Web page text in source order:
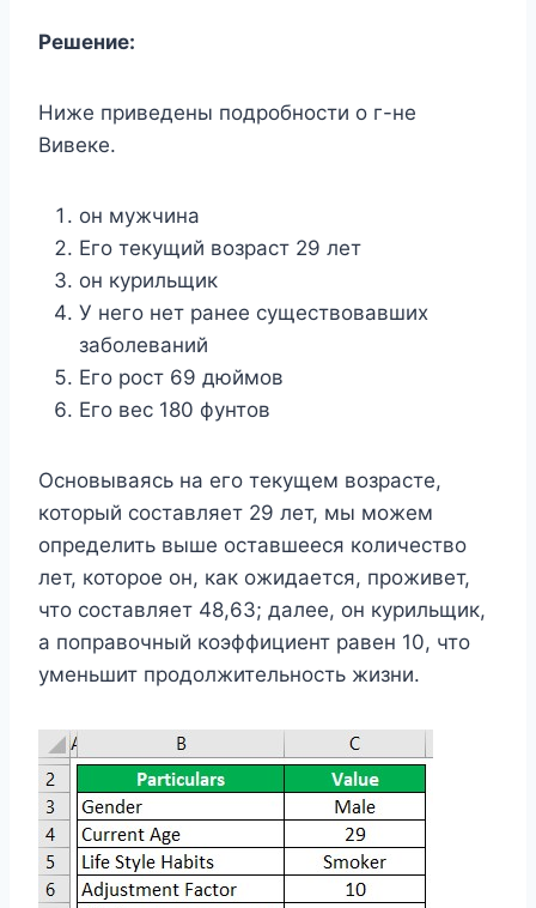
Решение:
Ниже приведены подробности о г-не
Вивеке.
он мужчина
Его текущий возраст 29 лет
он курильщик
У него нет ранее существовавших
заболеваний
Его рост 69 дюймов
Его вес 180 фунтов
Основываясь на его текущем возрасте,
который составляет 29 лет, мы можем
определить выше оставшееся количество
лет, которое он, как ожидается, проживет,
что составляет 48,63; далее, он курильщик,
а поправочный коэффициент равен 10, что
уменьшит продолжительность жизни.